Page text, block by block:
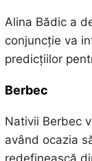
Alina Bădic a
conjuncție va
predicțiilor
Berbec
Nativii Berbec
având ocazia
redefinească